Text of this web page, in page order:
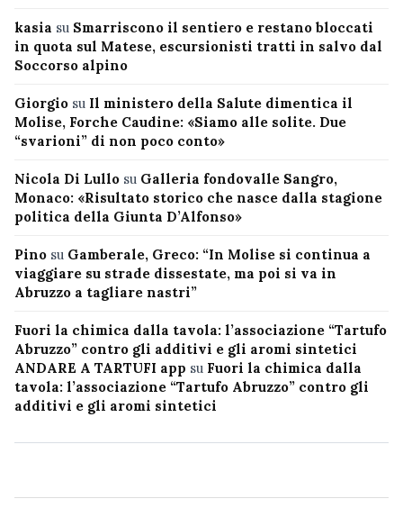
kasia su Smarriscono il sentiero e restano bloccati
in quota sul Matese, escursionisti tratti in salvo dal
Soccorso alpino
Giorgio su Il ministero della Salute dimentica il
Molise, Forche Caudine: «Siamo alle solite. Due
“svarioni” di non poco conto»
Nicola Di Lullo su Galleria fondovalle Sangro,
Monaco: «Risultato storico che nasce dalla stagione
politica della Giunta D’Alfonso»
Pino su Gamberale, Greco: “In Molise si continua a
viaggiare su strade dissestate, ma poi si va in
Abruzzo a tagliare nastri”
Fuori la chimica dalla tavola: l’associazione “Tartufo
Abruzzo” contro gli additivi e gli aromi sintetici
ANDARE A TARTUFI app su Fuori la chimica dalla
tavola: l’associazione “Tartufo Abruzzo” contro gli
additivi e gli aromi sintetici